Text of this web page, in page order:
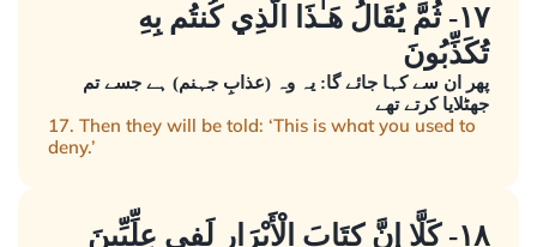
١٧- ثُمَّ يُقَالُ هَـٰذَا الَّذِي كُنتُم بِهِ
تُكَذِّبُونَ
پھر ان سے کہا جائے گا: یہ وہ (عذابِ جہنم) ہے جسے تم
جھٹلایا کرتے تھے
17. Then they will be told: ‘This is what you used to
deny.’
١٨- كَلَّا إِنَّ كِتَابَ الْأَبْرَارِ لَفِي عِلِّيِّينَ